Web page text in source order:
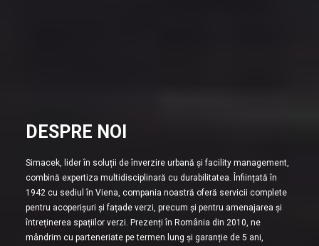
DESPRE NOI
Simacek, lider în soluții de înverzire urbană și facility management,
combină expertiza multidisciplinară cu durabilitatea. Înființată în
1942 cu sediul în Viena, compania noastră oferă servicii complete
pentru acoperișuri și fațade verzi, precum și pentru amenajarea și
întreținerea spațiilor verzi. Prezenți în România din 2010, ne
mândrim cu parteneriate pe termen lung și garanție de 5 ani,